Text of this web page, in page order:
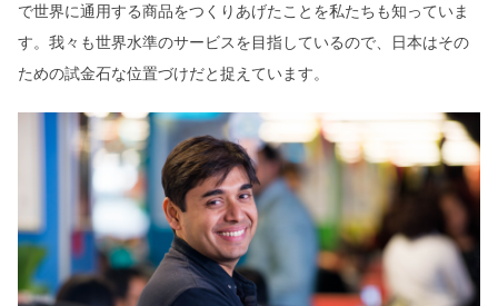
で世界に通用する商品をつくりあげたことを私たちも知っていま
す。我々も世界水準のサービスを目指しているので、日本はその
ための試金石な位置づけだと捉えています。